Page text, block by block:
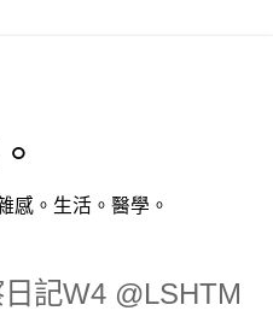
感。生活。醫學。
記W4 @LSHTM